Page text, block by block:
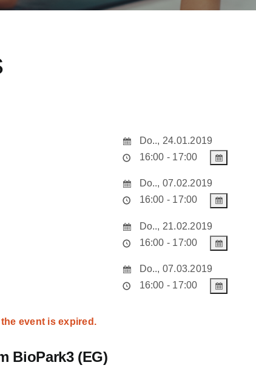
Do.., 24.01.2019
16:00 - 17:00
Do.., 07.02.2019
16:00 - 17:00
Do.., 21.02.2019
16:00 - 17:00
Do.., 07.03.2019
16:00 - 17:00
event is expired.
BioPark3 (EG)